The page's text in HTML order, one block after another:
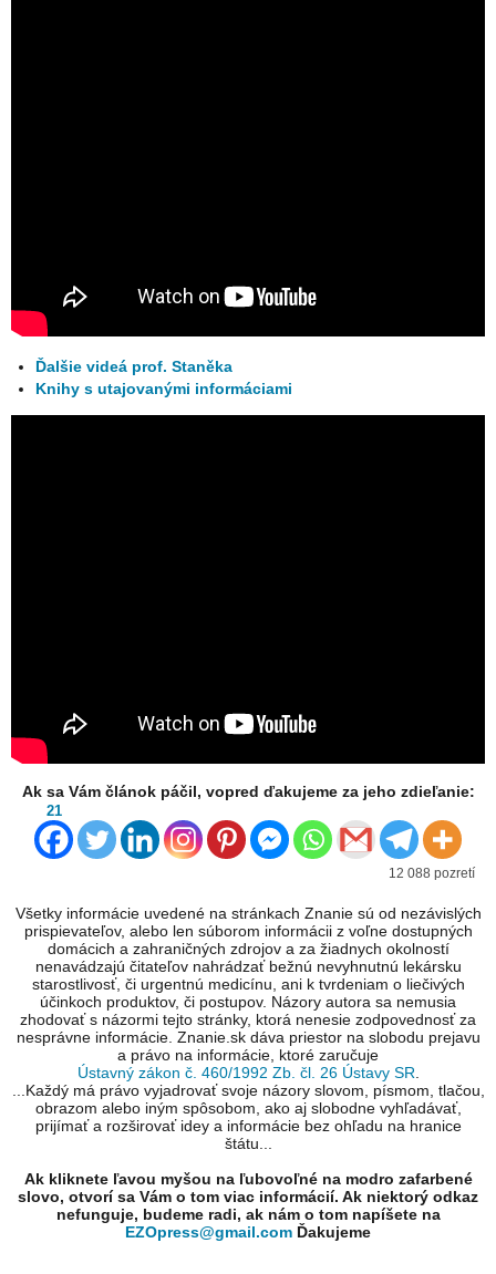
Ďalšie videá prof. Staněka
Knihy s utajovanými informáciami
Ak sa Vám článok páčil, vopred ďakujeme za jeho zdieľanie:
21
12 088 pozretí
Všetky informácie uvedené na stránkach Znanie sú od nezávislých
prispievateľov, alebo len súborom informácii z voľne dostupných
domácich a zahraničných zdrojov a za žiadnych okolností
nenavádzajú čitateľov nahrádzať bežnú nevyhnutnú lekársku
starostlivosť, či urgentnú medicínu, ani k tvrdeniam o liečivých
účinkoch produktov, či postupov. Názory autora sa nemusia
zhodovať s názormi tejto stránky, ktorá nenesie zodpovednosť za
nesprávne informácie. Znanie.sk dáva priestor na slobodu prejavu
a právo na informácie, ktoré zaručuje
Ústavný zákon č. 460/1992 Zb. čl. 26 Ústavy SR.
...Každý má právo vyjadrovať svoje názory slovom, písmom, tlačou,
obrazom alebo iným spôsobom, ako aj slobodne vyhľadávať,
prijímať a rozširovať idey a informácie bez ohľadu na hranice
štátu...
Ak kliknete ľavou myšou na ľubovoľné na modro zafarbené
slovo, otvorí sa Vám o tom viac informácií. Ak niektorý odkaz
nefunguje, budeme radi, ak nám o tom napíšete na
EZOpress@gmail.com Ďakujeme